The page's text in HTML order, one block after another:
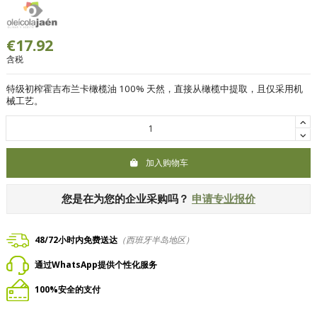
€17.92
含税
特级初榨霍吉布兰卡橄榄油 100% 天然，直接从橄榄中提取，且仅采用机
械工艺。
加入购物车
您是在为您的企业采购吗？ 申请专业报价
48/72小时内免费送达 （西班牙半岛地区）
通过WhatsApp提供个性化服务
100%安全的支付